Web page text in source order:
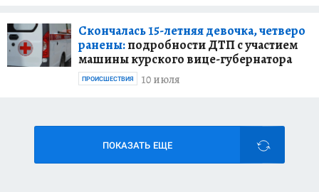
Скончалась 15-летняя девочка, четверо
ранены:подробности ДТП с участием
машины курского вице-губернатора
10 июля
ПРОИСШЕСТВИЯ
ПОКАЗАТЬ ЕЩЕ